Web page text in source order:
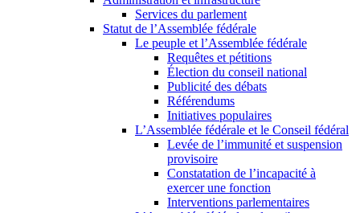
Services du parlement
Statut de l’Assemblée fédérale
Le peuple et l’Assemblée fédérale
Requêtes et pétitions
Élection du conseil national
Publicité des débats
Référendums
Initiatives populaires
L’Assemblée fédérale et le Conseil fédéral
Levée de l’immunité et suspension
provisoire
Constatation de l’incapacité à
exercer une fonction
Interventions parlementaires